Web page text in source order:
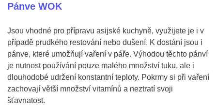
Pánve WOK
Jsou vhodné pro přípravu asijské kuchyně, využijete je i v
případě prudkého restování nebo dušení. K dostání jsou i
pánve, které umožňují vaření v páře. Výhodou těchto pánví
je nutnost používání pouze malého množství tuku, ale i
dlouhodobé udržení konstantní teploty. Pokrmy si při vaření
zachovají větší množství vitamínů a neztratí svoji
šťavnatost.